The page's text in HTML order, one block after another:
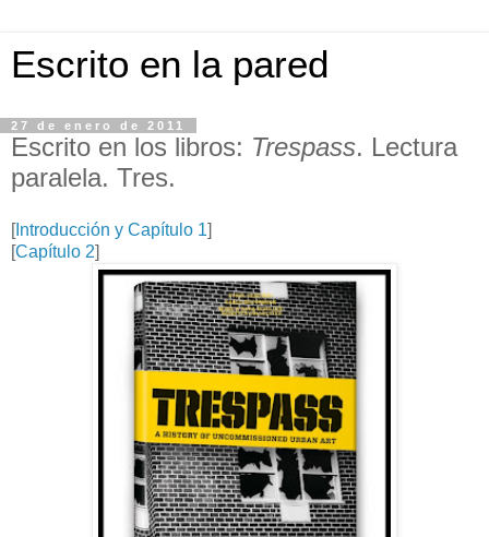
Escrito en la pared
27 de enero de 2011
Escrito en los libros: Trespass. Lectura
paralela. Tres.
[Introducción y Capítulo 1]
[Capítulo 2]